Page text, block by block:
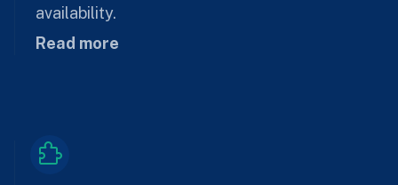
availability.
Read more